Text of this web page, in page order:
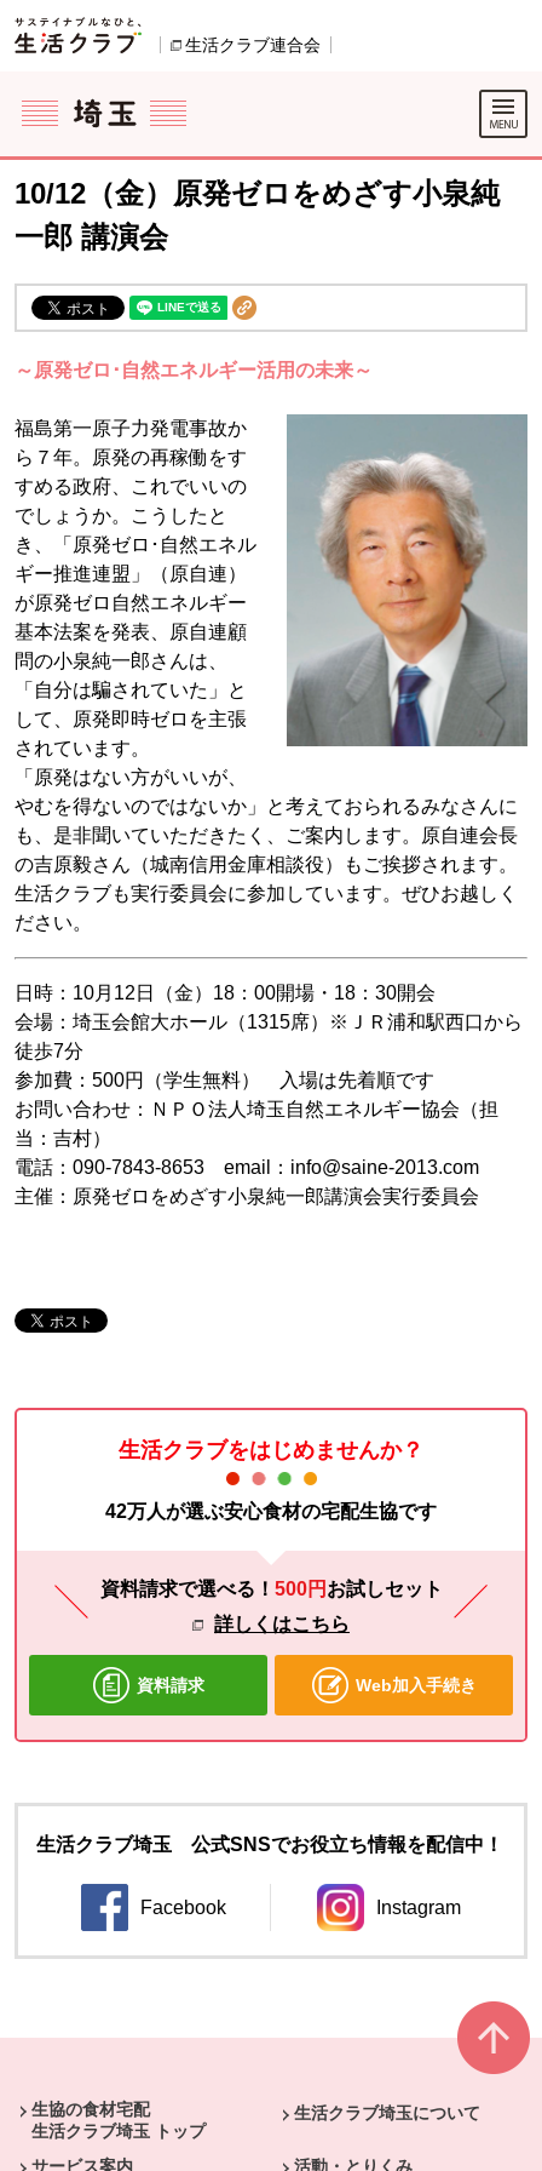
ページの先頭です。
生活クラブ連合会
ここからサイト内共通メニューです。
サイト内共通メニューをスキップする
サイト内共通メニューここまで。
10/12（金）原発ゼロをめざす小泉純
一郎 講演会
～原発ゼロ･自然エネルギー活用の未来～
福島第一原子力発電事故か
ら７年。原発の再稼働をす
すめる政府、これでいいの
でしょうか。こうしたと
き、「原発ゼロ･自然エネル
ギー推進連盟」（原自連）
が原発ゼロ自然エネルギー
基本法案を発表、原自連顧
問の小泉純一郎さんは、
「自分は騙されていた」と
して、原発即時ゼロを主張
されています。
「原発はない方がいいが、
やむを得ないのではないか」と考えておられるみなさんに
も、是非聞いていただきたく、ご案内します。原自連会長
の吉原毅さん（城南信用金庫相談役）もご挨拶されます。
生活クラブも実行委員会に参加しています。ぜひお越しく
ださい。
日時：10月12日（金）18：00開場・18：30開会
会場：埼玉会館大ホール（1315席）※ＪＲ浦和駅西口から
徒歩7分
参加費：500円（学生無料） 入場は先着順です
お問い合わせ：ＮＰＯ法人埼玉自然エネルギー協会（担
当：吉村）
電話：090-7843-8653 email：info@saine-2013.com
主催：原発ゼロをめざす小泉純一郎講演会実行委員会
生活クラブをはじめませんか？
42万人が選ぶ安心食材の宅配生協です
資料請求で選べる！ 500円 お試しセット
詳しくはこちら
資料請求 Web加入手続き
生活クラブ埼玉 公式SNSでお役立ち情報を配信中！
Facebook
別のウィンドウで開きます。
Instagram
別のウィンドウ
生協の食材宅配
生活クラブ埼玉 トップ
生活クラブ埼玉について
サービス案内 活動・とりくみ